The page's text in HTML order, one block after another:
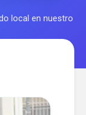
local en nuestro